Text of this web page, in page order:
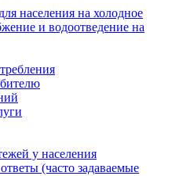
населения на холодное
и водоотведение на
у населения
(часто задаваемые